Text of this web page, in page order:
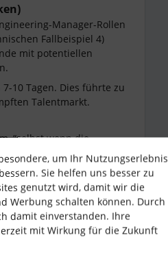
Manager-Rollen
Fallbeispiel 4)
mit potentiellen
10 Tagen. Dies führte zu
Talentmarkt.
“selbst wenn die
Gespräche konnten
Das
Team zusammen
richtig Gas geben zu
um Ihr Nutzungserlebnis
Sie helfen uns besser zu
genutzt wird, damit wir die
Werbung schalten können. Durch
damit einverstanden. Ihre
mit Wirkung für die Zukunft